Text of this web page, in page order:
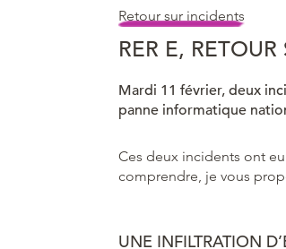
Retour sur incidents
RER E,
Mardi 11 février, deux
panne informatique
Ces deux incidents ont
comprendre, je vous
UNE INFILTRATION